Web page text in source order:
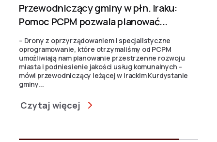
Przewodniczący gminy w płn. Iraku:
Pomoc PCPM pozwala planować...
– Drony z oprzyrządowaniem i specjalistyczne
oprogramowanie, które otrzymaliśmy od PCPM
umożliwiają nam planowanie przestrzenne rozwoju
miasta i podniesienie jakości usług komunalnych –
mówi przewodniczący leżącej w irackim Kurdystanie
gminy...
Czytaj więcej